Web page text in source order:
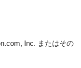
Inc. またはその